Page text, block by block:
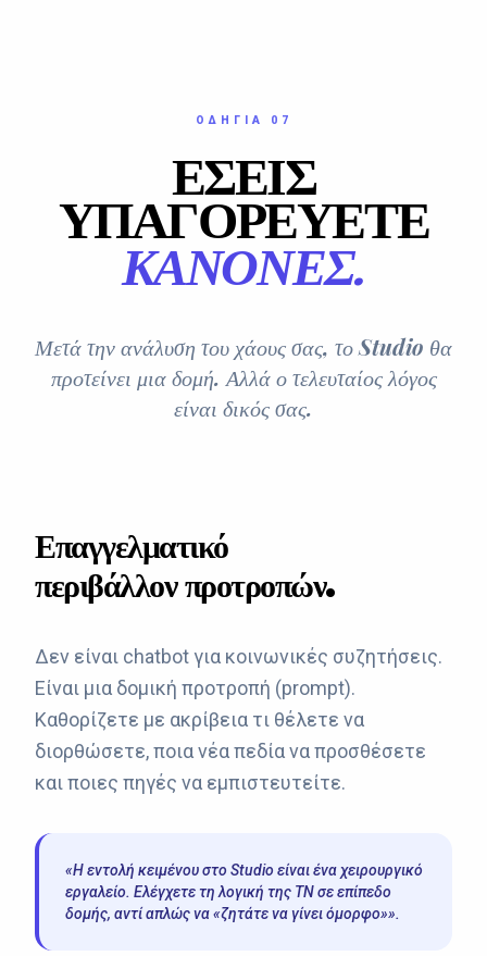
ΟΔΗΓΊΑ 07
ΕΣΕΙΣ
ΥΠΑΓΟΡΕΥΕΤΕ
ΚΑΝΌΝΕΣ.
Μετά την ανάλυση του χάους σας, το Studio θα
προτείνει μια δομή. Αλλά ο τελευταίος λόγος
είναι δικός σας.
Επαγγελματικό
περιβάλλον προτροπών.
Δεν είναι chatbot για κοινωνικές συζητήσεις.
Είναι μια δομική προτροπή (prompt).
Καθορίζετε με ακρίβεια τι θέλετε να
διορθώσετε, ποια νέα πεδία να προσθέσετε
και ποιες πηγές να εμπιστευτείτε.
«Η εντολή κειμένου στο Studio είναι ένα χειρουργικό
εργαλείο. Ελέγχετε τη λογική της ΤΝ σε επίπεδο
δομής, αντί απλώς να «ζητάτε να γίνει όμορφο»».